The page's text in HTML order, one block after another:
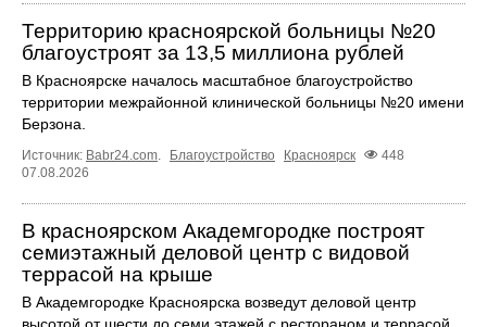
Территорию красноярской больницы №20
благоустроят за 13,5 миллиона рублей
В Красноярске началось масштабное благоустройство
территории межрайонной клинической больницы №20 имени
Берзона.
Источник: Babr24.com. Благоустройство Красноярск
448
07.08.2026
В красноярском Академгородке построят
семиэтажный деловой центр с видовой
террасой на крыше
В Академгородке Красноярска возведут деловой центр